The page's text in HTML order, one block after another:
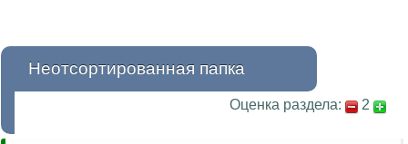
Неотсортированная папка
Оценка раздела: 2